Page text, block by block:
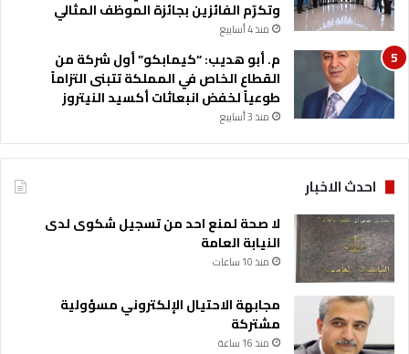
ت
ح
د
ث
ا
ا
ق
ت
ص
ا
د
ي
ا
ل
ت
ك
ف
ل
و
ا
ل
ا
ع
ت
د
ا
ل
وتكرّم الفائزين بجائزة الموظف المثالي
منذ 4 أسابيع
م. أبو هديب: “كيمابكو” أول شركة من
القطاع الخاص في المملكة تتبنى التزاماً
طوعياً لخفض انبعاثات أكسيد النيتروز
منذ 3 أسابيع
احدث الاخبار
لا صحة لمنع احد من تسجيل شكوى لدى
النيابة العامة
منذ 10 ساعات
مجابهة الاحتيال الإلكتروني مسؤولية
مشتركة
منذ 16 ساعة